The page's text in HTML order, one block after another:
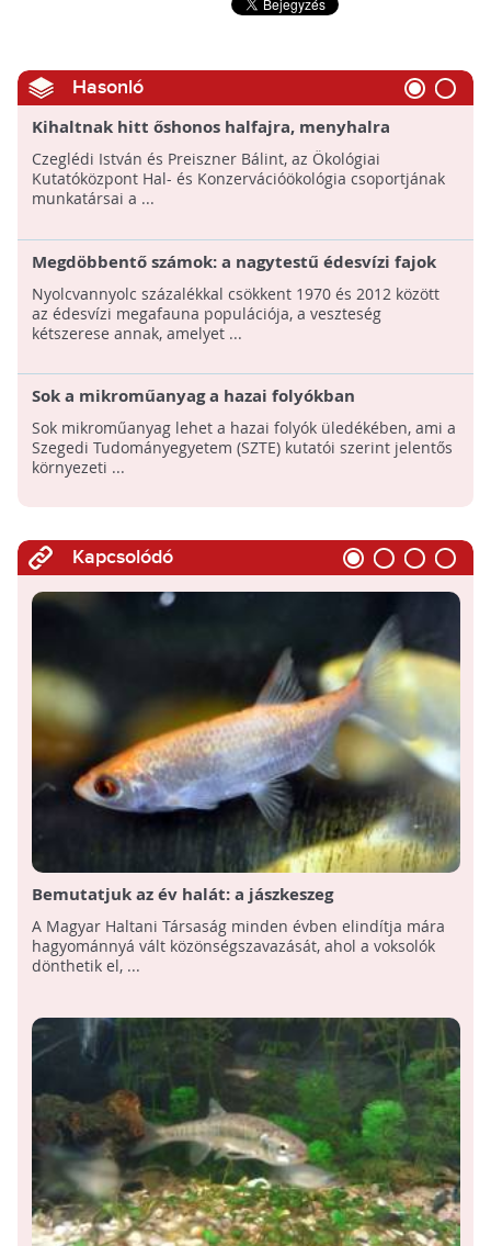
Hasonló
Kihaltnak hitt őshonos halfajra, menyhalra
bukkantak a Balatonban!
Czeglédi István és Preiszner Bálint, az Ökológiai
Kutatóközpont Hal- és Konzervációökológia csoportjának
munkatársai a ...
Megdöbbentő számok: a nagytestű édesvízi fajok
88 százaléka eltűnt az elmúlt 50 év alatt!
Nyolcvannyolc százalékkal csökkent 1970 és 2012 között
az édesvízi megafauna populációja, a veszteség
kétszerese annak, amelyet ...
Sok a mikroműanyag a hazai folyókban
Sok mikroműanyag lehet a hazai folyók üledékében, ami a
Szegedi Tudományegyetem (SZTE) kutatói szerint jelentős
környezeti ...
Kapcsolódó
Bemutatjuk az év halát: a jászkeszeg
A Magyar Haltani Társaság minden évben elindítja mára
hagyománnyá vált közönségszavazását, ahol a voksolók
dönthetik el, ...